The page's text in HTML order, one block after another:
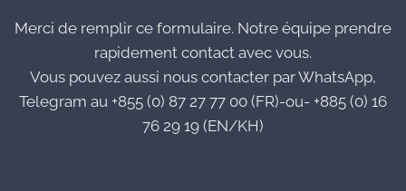
Merci de remplir ce formulaire. Notre équipe prendre
rapidement contact avec vous.
Vous pouvez aussi nous contacter par WhatsApp,
Telegram au +855 (0) 87 27 77 00 (FR)-ou- +885 (0) 16
76 29 19 (EN/KH)